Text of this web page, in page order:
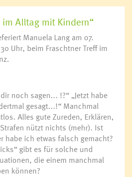
im Alltag mit Kindern“
Manuela Lang am 07.
Uhr, beim Fraschtner Treff im
noch sagen... !?“ „Jetzt habe
gesagt...!“ Manchmal
Alles gute Zureden, Erklären,
nützt nichts (mehr). Ist
habe ich etwas falsch gemacht?
gibt es für solche und
die einem manchmal
können?